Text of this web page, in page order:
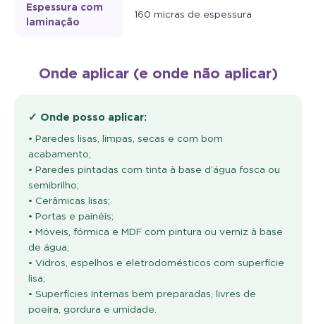
Espessura com
laminação
160 micras de espessura
Onde aplicar (e onde não aplicar)
✓ Onde posso aplicar:
• Paredes lisas, limpas, secas e com bom
acabamento;
• Paredes pintadas com tinta à base d’água fosca ou
semibrilho;
• Cerâmicas lisas;
• Portas e painéis;
• Móveis, fórmica e MDF com pintura ou verniz à base
de água;
• Vidros, espelhos e eletrodomésticos com superfície
lisa;
• Superfícies internas bem preparadas, livres de
poeira, gordura e umidade.